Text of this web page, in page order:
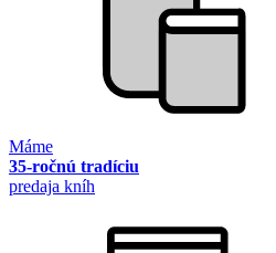
Máme
35-ročnú tradíciu
predaja kníh